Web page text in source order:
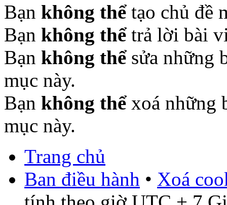
Bạn không thểtạo chủ đề
Bạn không thểtrả lời bài
Bạn không thểsửa những
mục này.
Bạn không thểxoá những
mục này.
Trang chủ
Ban điều hành • Xoá